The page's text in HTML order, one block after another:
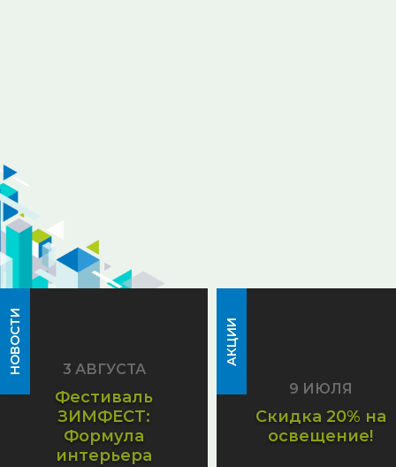
НОВОСТИ 3 АВГУСТА
Фестиваль
ЗИМФЕСТ:
Формула
интерьера
АКЦИИ
9 ИЮЛЯ
Скидка 20% на
освещение!